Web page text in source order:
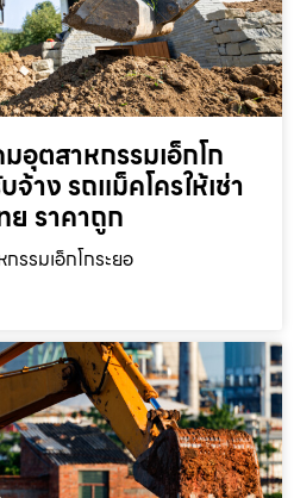
อุตสาหกรรมเอ็กโก
จ้าง รถแม็คโครให้เช่า
ราคาถูก
รรมเอ็กโกระยอ